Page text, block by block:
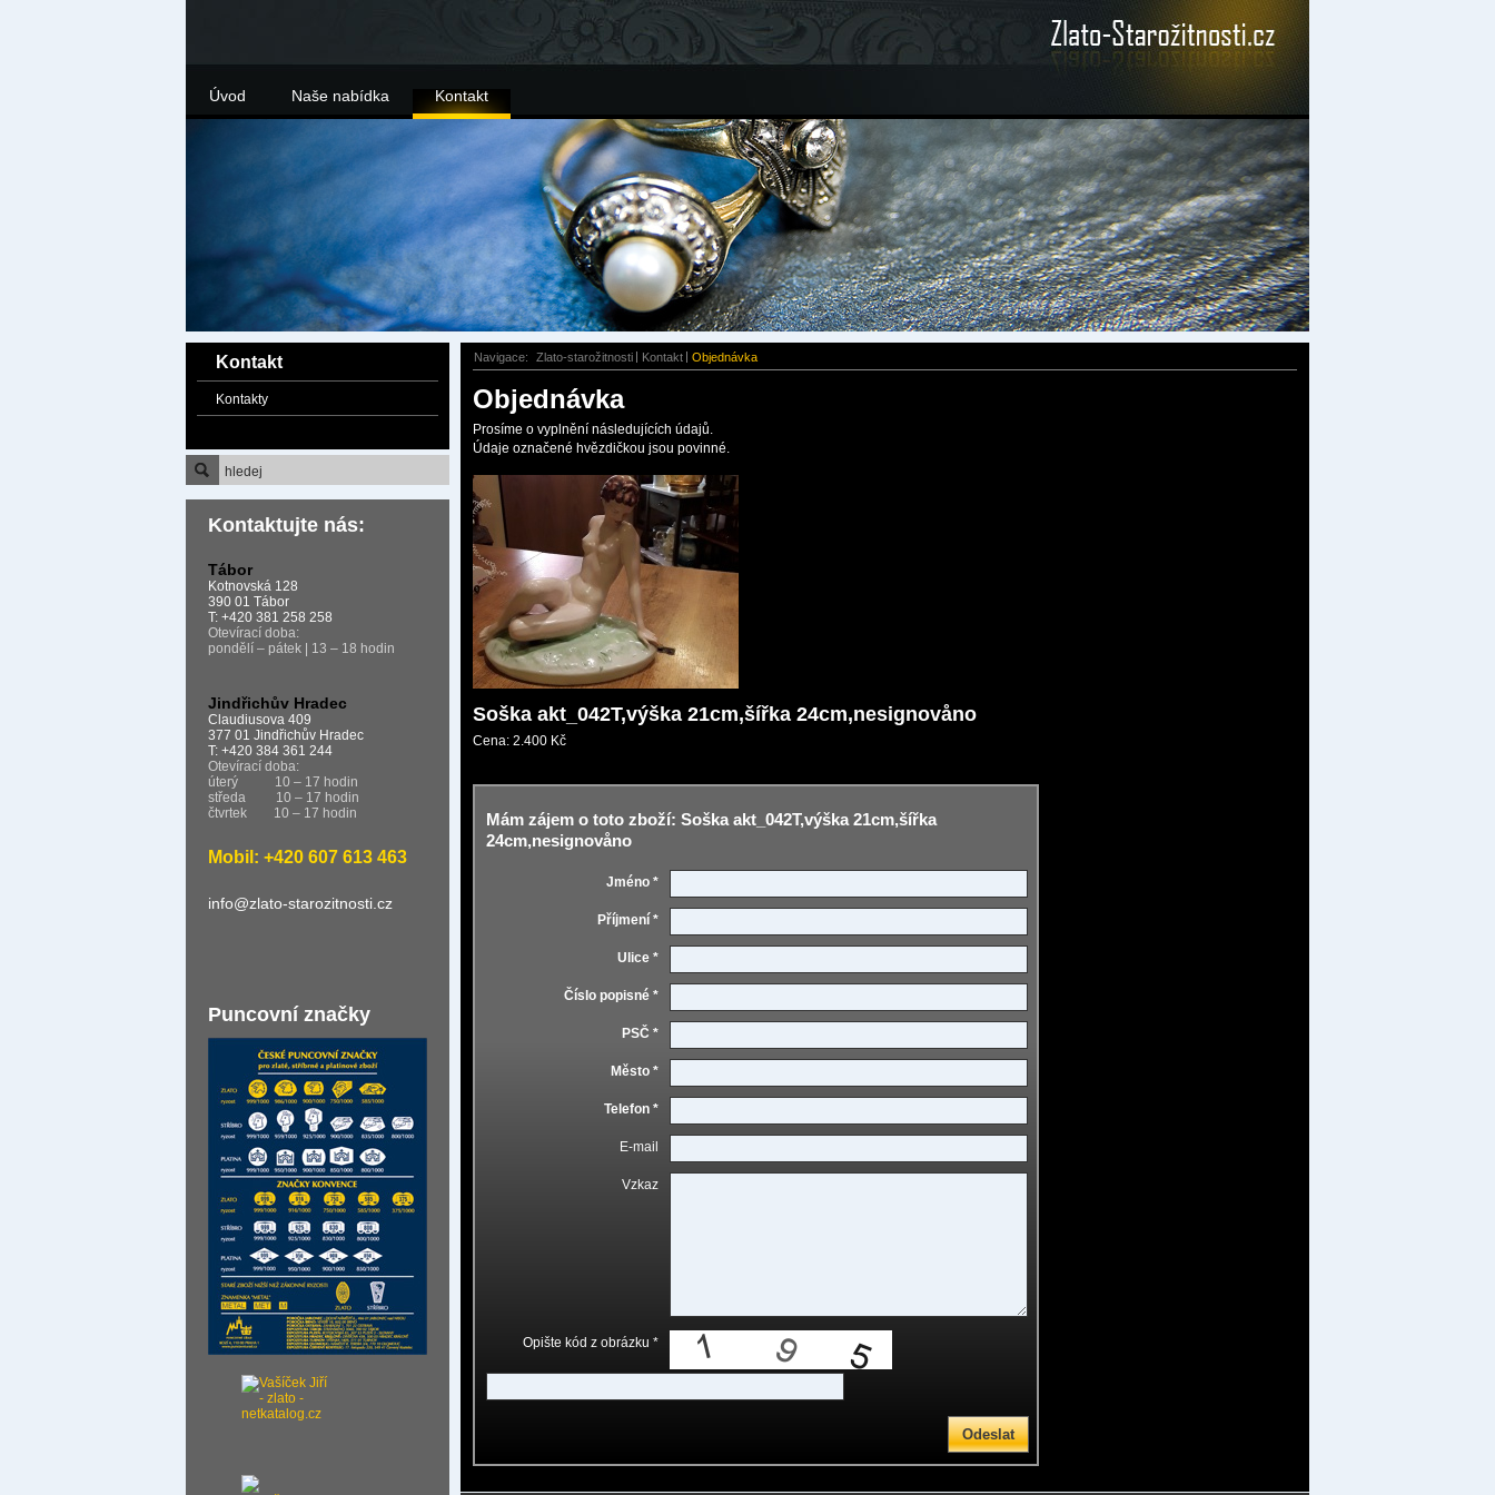
Úvod Naše nabídka Kontakt
Kontakt
Kontakty
Kontaktujte nás:
Tábor
Kotnovská 128
390 01 Tábor
T: +420 381 258 258
Otevírací doba:
pondělí – pátek | 13 – 18 hodin
Jindřichův Hradec
Claudiusova 409
377 01 Jindřichův Hradec
T: +420 384 361 244
Otevírací doba:
úterý 10 – 17 hodin
středa 10 – 17 hodin
čtvrtek 10 – 17 hodin
Mobil: +420 607 613 463
info@zlato-starozitnosti.cz
Puncovní značky
Navigace: Zlato-starožitnosti Kontakt Objednávka
Objednávka
Prosíme o vyplnění následujících údajů.
Údaje označené hvězdičkou jsou povinné.
Soška akt_042T,výška 21cm,šířka 24cm,nesignovåno
Cena: 2.400 Kč
Mám zájem o toto zboží: Soška akt_042T,výška 21cm,šířka
24cm,nesignovåno
Jméno *
Příjmení *
Ulice *
Číslo popisné *
PSČ *
Město *
Telefon *
E-mail
Vzkaz
Opište kód z obrázku *